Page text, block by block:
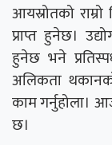
आयस्रोतको
प्राप्त हुनेछ।
हुनेछ भने
अलिकता
काम गर्नुहोला।
छ।